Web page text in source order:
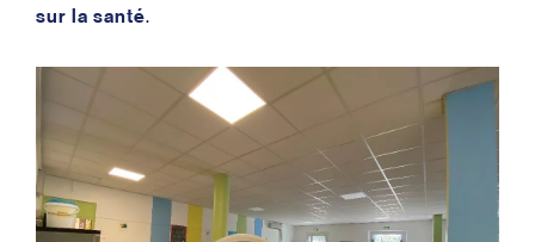
sur la santé.